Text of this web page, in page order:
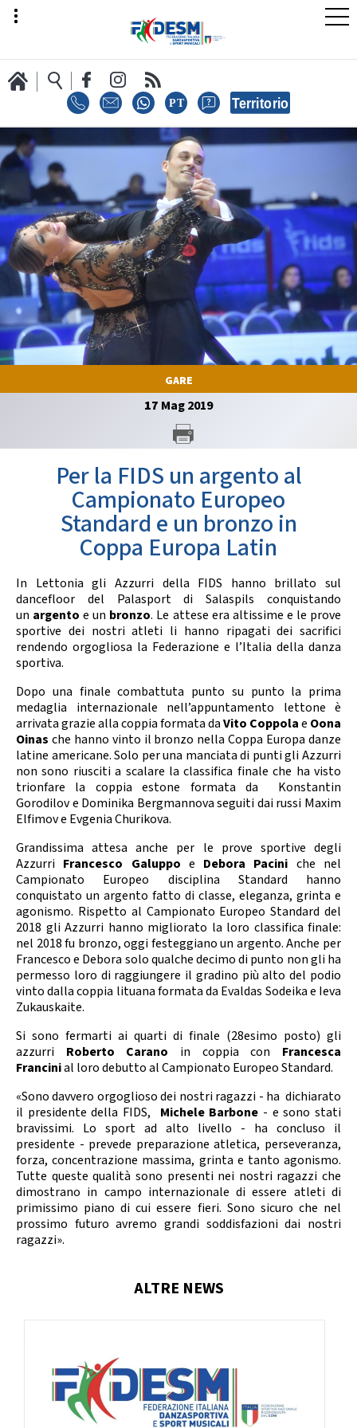
LA FEDERAZIONE
AREA SPORT
AREA TECNICA
GARE
Contatti Discipline
Formazione Albo Soci
Calendario Gare Media
GARE
17 Mag2019
Per la FIDS un argento al
Campionato Europeo
Standard e un bronzo in
Coppa Europa Latin
In Lettonia gli Azzurri della FIDS hanno brillato sul
dancefloor del Palasport di Salaspils conquistando
un argento e un bronzo. Le attese era altissime e le prove
sportive dei nostri atleti li hanno ripagati dei sacrifici
rendendo orgogliosa la Federazione e l’Italia della danza
sportiva.
Dopo una finale combattuta punto su punto la prima
medaglia internazionale nell’appuntamento lettone è
arrivata grazie alla coppia formata daVito Coppolae Oona
Oinas che hanno vinto il bronzo nella Coppa Europa danze
latine americane. Solo per una manciata di punti gli Azzurri
non sono riusciti a scalare la classifica finale che ha visto
trionfare la coppia estone formata da Konstantin
Gorodilov e Dominika Bergmannova seguiti dai russi Maxim
Elfimov e Evgenia Churikova.
Grandissima attesa anche per le prove sportive degli
Azzurri Francesco Galuppo e Debora Pacini che nel
Campionato Europeo disciplina Standard hanno
conquistato un argento fatto di classe, eleganza, grinta e
agonismo. Rispetto al Campionato Europeo Standard del
2018 gli Azzurri hanno migliorato la loro classifica finale:
nel 2018 fu bronzo, oggi festeggiano un argento. Anche per
Francesco e Debora solo qualche decimo di punto non gli ha
permesso loro di raggiungere il gradino più alto del podio
vinto dalla coppia lituana formata da Evaldas Sodeika e Ieva
Zukauskaite.
Si sono fermarti ai quarti di finale (28esimo posto) gli
azzurri Roberto Carano in coppia con Francesca
Francinial loro debutto al Campionato Europeo Standard.
«Sono davvero orgoglioso dei nostri ragazzi - ha dichiarato
il presidente della FIDS, Michele Barbone - e sono stati
bravissimi. Lo sport ad alto livello - ha concluso il
presidente - prevede preparazione atletica, perseveranza,
forza, concentrazione massima, grinta e tanto agonismo.
Tutte queste qualità sono presenti nei nostri ragazzi che
dimostrano in campo internazionale di essere atleti di
primissimo piano di cui essere fieri. Sono sicuro che nel
prossimo futuro avremo grandi soddisfazioni dai nostri
ragazzi».
ALTRE NEWS